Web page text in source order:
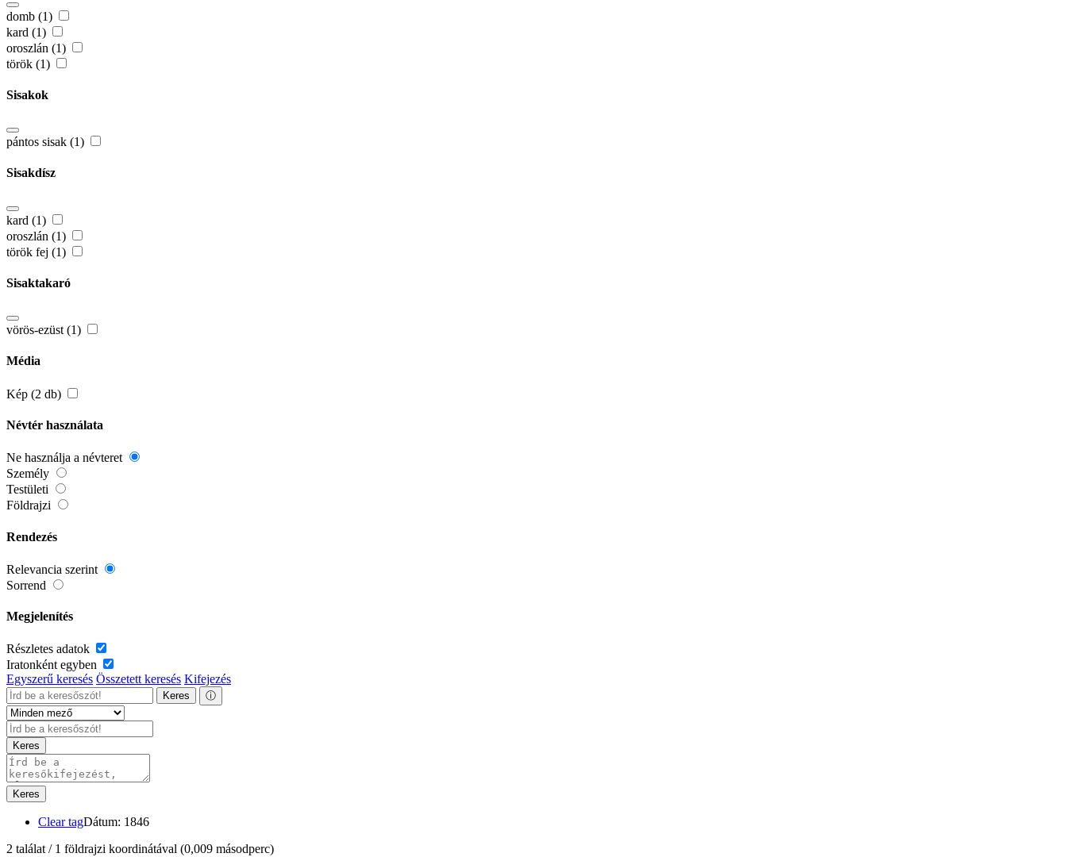
domb (1)
kard (1)
oroszlán (1)
török (1)
Sisakok
pántos sisak (1)
Sisakdísz
kard (1)
oroszlán (1)
török fej (1)
Sisaktakaró
vörös-ezüst (1)
Média
Kép (2 db)
Névtér használata
Ne használja a névteret
Személy
Testületi
Földrajzi
Rendezés
Relevancia szerint
Sorrend
Megjelenítés
Részletes adatok
Iratonként egyben
Egyszerű keresés Összetett keresés Kifejezés
Keres ⓘ
Keres
Keres
Clear tagDátum: 1846
2 találat / 1 földrajzi koordinátával (0,009 másodperc)